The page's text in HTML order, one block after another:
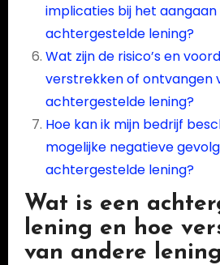
implicaties bij het aangaan
achtergestelde lening?
Wat zijn de risico’s en
verstrekken of ontvangen
achtergestelde lening?
Hoe kan ik mijn bedrijf
mogelijke negatieve
achtergestelde lening?
Wat is een
lening en hoe
van andere